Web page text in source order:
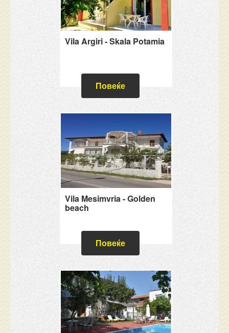
Vila Argiri - Skala Potamia
Повеќе
Vila Mesimvria - Golden
beach
Повеќе